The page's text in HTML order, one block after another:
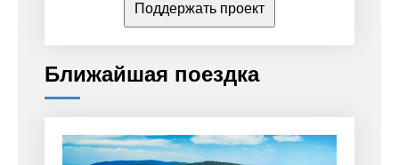
Поддержать проект
Ближайшая поездка